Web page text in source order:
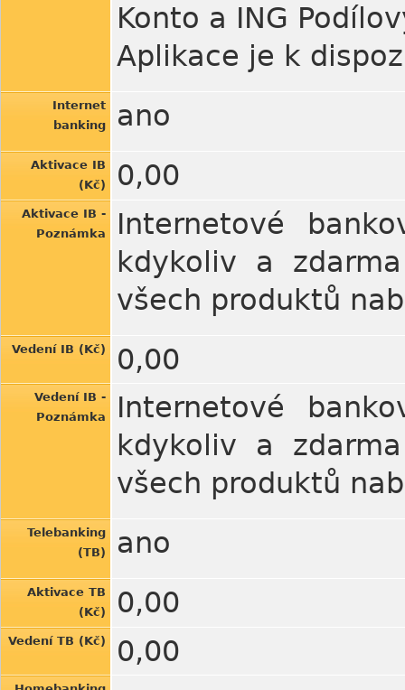
Konto a ING
Aplikace je k
Internet
banking
ano
Aktivace IB
(Kč)
0,00
Aktivace IB -
Poznámka
Internetové
kdykoliv a
všech produktů
Vedení IB (Kč) 0,00
Vedení IB -
Poznámka
Internetové
kdykoliv a
všech produktů
Telebanking
(TB)
ano
Aktivace TB
(Kč)
0,00
Vedení TB (Kč) 0,00